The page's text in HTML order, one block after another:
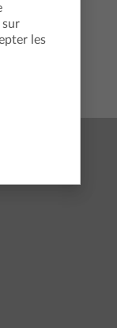
sur
les